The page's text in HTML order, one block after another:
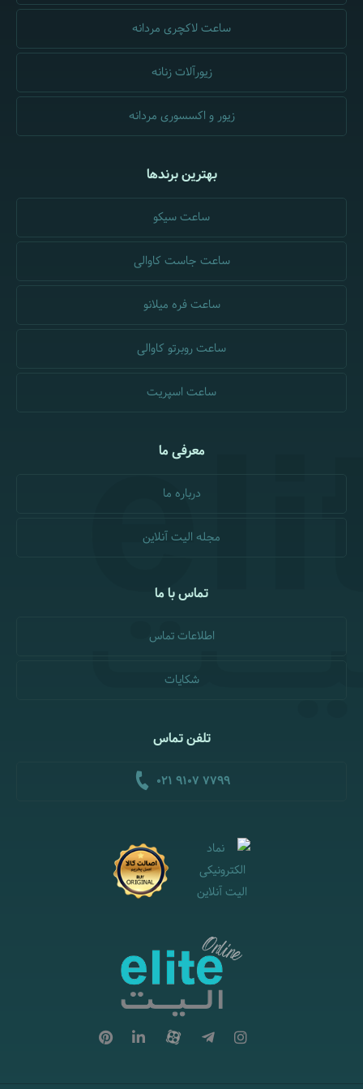
ساعت لاکچری مردانه
زیورآلات زنانه
زیور و اکسسوری مردانه
بهترین برندها
ساعت سیکو
ساعت جاست کاوالی
ساعت فره میلانو
ساعت روبرتو کاوالی
ساعت اسپریت
معرفی ما
درباره ما
مجله الیت آنلاین
تماس با ما
اطلاعات تماس
شکایات
تلفن تماس
021 9107 7799